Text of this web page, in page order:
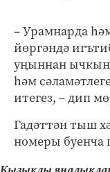
– Урамнарда
йөргәндә
уңыннан
һәм
итегез, – дип
Гадәттән тыш
номеры